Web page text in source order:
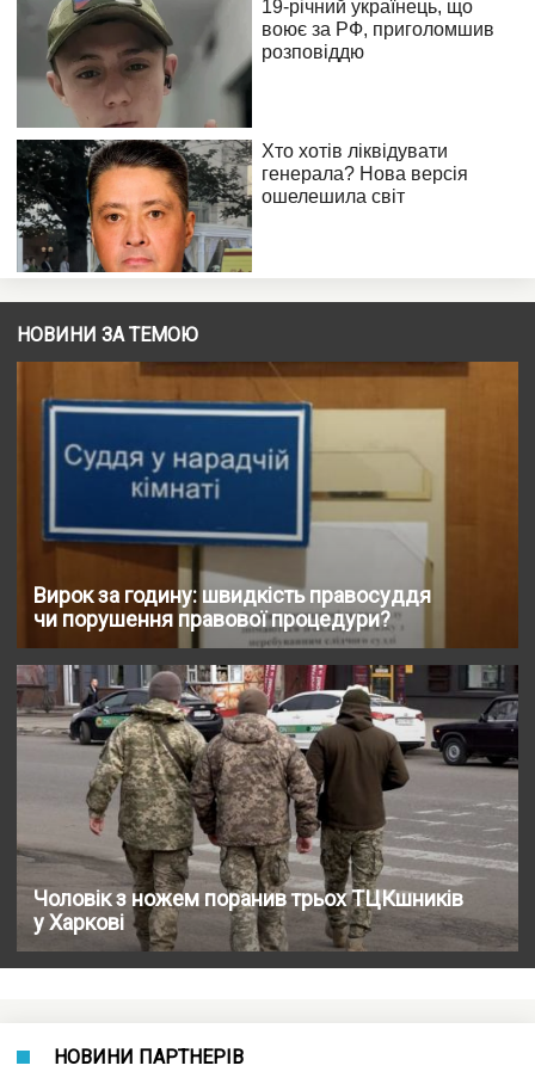
НОВИНИ ЗА ТЕМОЮ
Вирок за годину: швидкість правосуддя
чи порушення правової процедури?
Чоловік з ножем поранив трьох ТЦКшників
у Харкові
НОВИНИ ПАРТНЕРІВ